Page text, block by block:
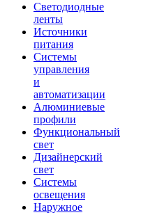
Светодиодные
ленты
Источники
питания
Системы
управления
и
автоматизации
Алюминиевые
профили
Функциональный
свет
Дизайнерский
свет
Системы
освещения
Наружное